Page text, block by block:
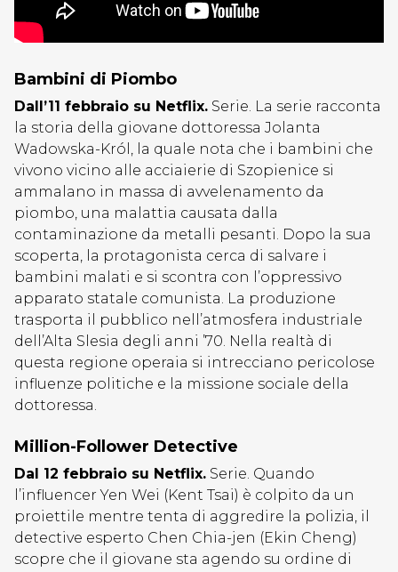
Bambini di Piombo
Dall’11 febbraio su Netflix. Serie. La serie racconta
la storia della giovane dottoressa Jolanta
Wadowska-Król, la quale nota che i bambini che
vivono vicino alle acciaierie di Szopienice si
ammalano in massa di avvelenamento da
piombo, una malattia causata dalla
contaminazione da metalli pesanti. Dopo la sua
scoperta, la protagonista cerca di salvare i
bambini malati e si scontra con l’oppressivo
apparato statale comunista. La produzione
trasporta il pubblico nell’atmosfera industriale
dell’Alta Slesia degli anni ’70. Nella realtà di
questa regione operaia si intrecciano pericolose
influenze politiche e la missione sociale della
dottoressa.
Million-Follower Detective
Dal 12 febbraio su Netflix. Serie. Quando
l’influencer Yen Wei (Kent Tsai) è colpito da un
proiettile mentre tenta di aggredire la polizia, il
detective esperto Chen Chia-jen (Ekin Cheng)
scopre che il giovane sta agendo su ordine di